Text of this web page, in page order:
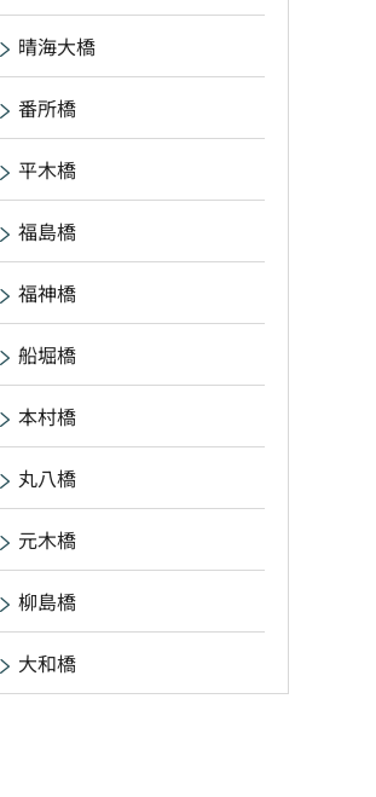
晴海大橋
番所橋
平木橋
福島橋
福神橋
船堀橋
本村橋
丸八橋
元木橋
柳島橋
大和橋